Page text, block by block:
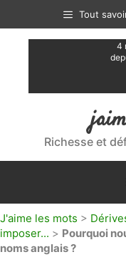
contenu
Tout
4
Richesse et
J'aime les mots >
imposer... > Pourquoi
noms anglais ?